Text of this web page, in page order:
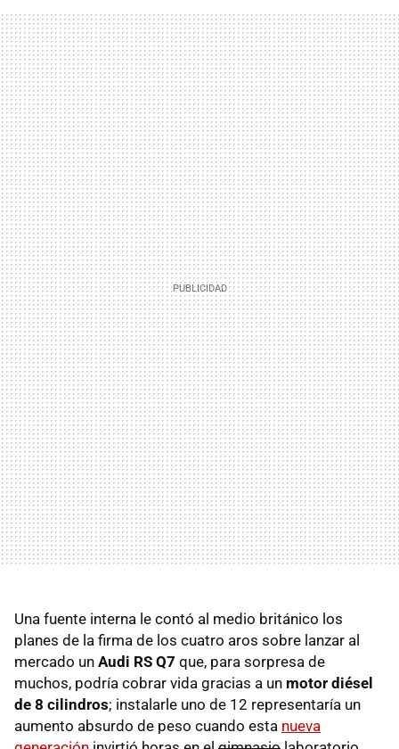
Una fuente interna le contó al medio británico los
planes de la firma de los cuatro aros sobre lanzar al
mercado un Audi RS Q7 que, para sorpresa de
muchos, podría cobrar vida gracias a un motor diésel
de 8 cilindros; instalarle uno de 12 representaría un
aumento absurdo de peso cuando esta nueva